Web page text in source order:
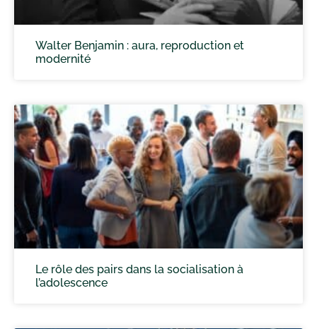
Walter Benjamin : aura, reproduction et
modernité
Le rôle des pairs dans la socialisation à
l’adolescence